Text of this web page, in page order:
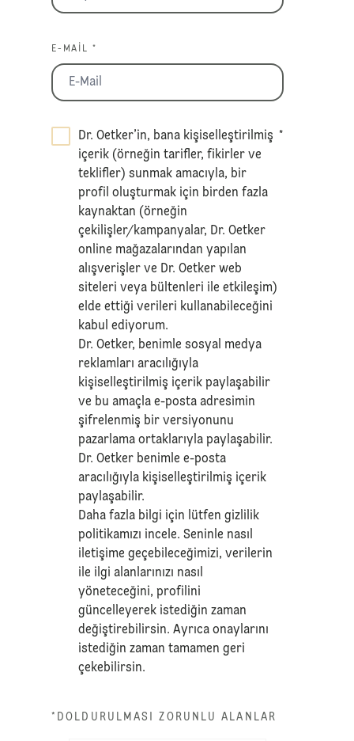
E-MAIL *
Dr. Oetker’in, bana kişiselleştirilmiş
içerik (örneğin tarifler, fikirler ve
teklifler) sunmak amacıyla, bir
profil oluşturmak için birden fazla
kaynaktan (örneğin
çekilişler/kampanyalar, Dr. Oetker
online mağazalarından yapılan
alışverişler ve Dr. Oetker web
siteleri veya bültenleri ile etkileşim)
elde ettiği verileri kullanabileceğini
kabul ediyorum.
Dr. Oetker, benimle sosyal medya
reklamları aracılığıyla
kişiselleştirilmiş içerik paylaşabilir
ve bu amaçla e-posta adresimin
şifrelenmiş bir versiyonunu
pazarlama ortaklarıyla paylaşabilir.
Dr. Oetker benimle e-posta
aracılığıyla kişiselleştirilmiş içerik
paylaşabilir.
Daha fazla bilgi için lütfengizlilik
politikamızı incele. Seninle nasıl
iletişime geçebileceğimizi, verilerin
ile ilgi alanlarınızı nasıl
yöneteceğini, profilini
güncelleyerek istediğin zaman
değiştirebilirsin. Ayrıca onaylarını
istediğin zaman tamamen geri
çekebilirsin.
*
*DOLDURULMASI ZORUNLU ALANLAR